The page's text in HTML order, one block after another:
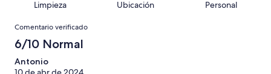
puntuación
puntuación
una
puntuación
83
una
puntuación
Limpieza Ubicación Personal
Comentarios
Comentario verificado
6/10 Normal
Antonio